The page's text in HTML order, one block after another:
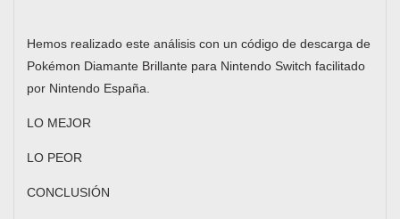
Hemos realizado este análisis con un código de descarga de
Pokémon Diamante Brillante para Nintendo Switch facilitado
por Nintendo España.
LO MEJOR
LO PEOR
CONCLUSIÓN